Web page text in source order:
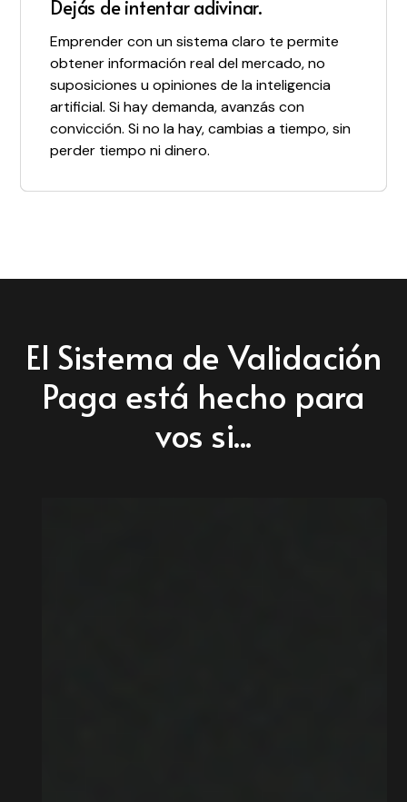
Pasás de la parálisis a la acción.
En lugar de analizar todo por las dudas, tenés
un sistema paso a paso que te dice qué
tenes que hacer en cada momento, cómo
tenes que hacerlo y por qué es importante
que lo hagas. — Ya no te preguntás "¿voy por
buen camino?"
Conseguis clientes reales antes de
construir.
El método te enseña a convertir entrevistas
en clientes. No en un "me gusta tu idea",
obtendrás un “estoy dispuesto a pagar por
esto hoy”.
Dejás de intentar adivinar.
Emprender con un sistema claro te permite
obtener información real del mercado, no
suposiciones u opiniones de la inteligencia
artificial. Si hay demanda, avanzás con
convicción. Si no la hay, cambias a tiempo, sin
perder tiempo ni dinero.
El Sistema de Validación
Paga está hecho para
vos si...